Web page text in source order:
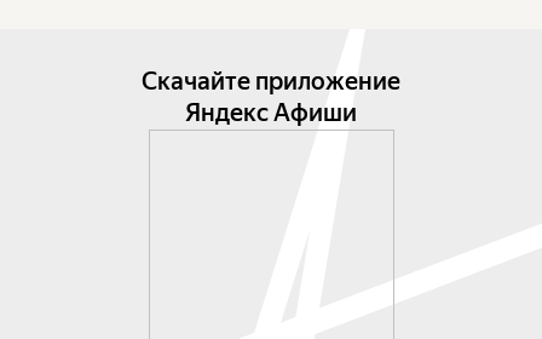
Скачайте приложение
Яндекс Афиши